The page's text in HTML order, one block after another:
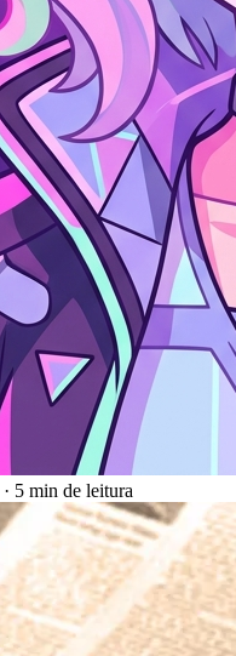
· 5 min de leitura